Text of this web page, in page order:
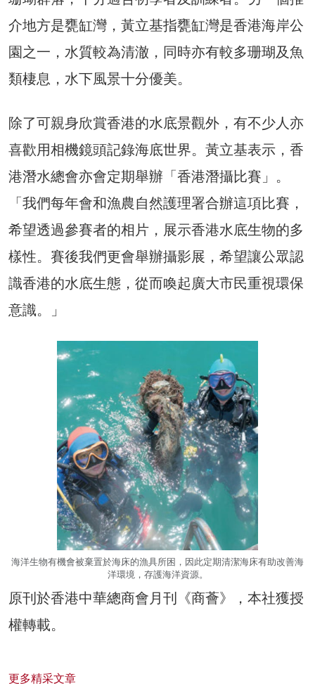
介地方是甕缸灣，黃立基指甕缸灣是香港海岸公
園之一，水質較為清澈，同時亦有較多珊瑚及魚
類棲息，水下風景十分優美。
除了可親身欣賞香港的水底景觀外，有不少人亦
喜歡用相機鏡頭記錄海底世界。黃立基表示，香
港潛水總會亦會定期舉辦「香港潛攝比賽」。
「我們每年會和漁農自然護理署合辦這項比賽，
希望透過參賽者的相片，展示香港水底生物的多
樣性。賽後我們更會舉辦攝影展，希望讓公眾認
識香港的水底生態，從而喚起廣大市民重視環保
意識。」
海洋生物有機會被棄置於海床的漁具所困，因此定期清潔海床有助改善海
洋環境，存護海洋資源。
原刊於香港中華總商會月刊《商薈》，本社獲授
權轉載。
更多精采文章